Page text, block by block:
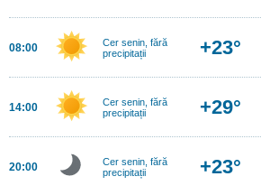
08:00
Cer senin, fără
precipitații
+23°
14:00
Cer senin, fără
precipitații
+29°
20:00
Cer senin, fără
precipitații
+23°